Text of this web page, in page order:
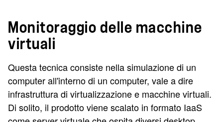
Monitoraggio delle macchine
virtuali
Questa tecnica consiste nella simulazione di un
computer all'interno di un computer, vale a dire
infrastruttura di virtualizzazione e macchine virtuali.
Di solito, il prodotto viene scalato in formato IaaS